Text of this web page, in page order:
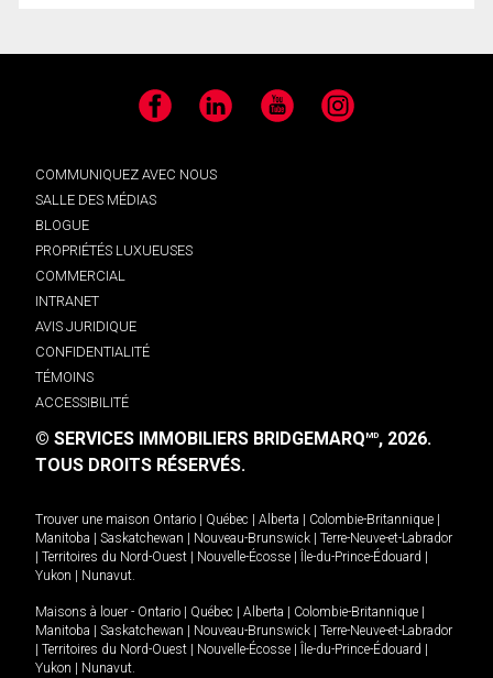
Facebook LinkedIn YouTube Instagram
COMMUNIQUEZ AVEC NOUS
SALLE DES MÉDIAS
BLOGUE
PROPRIÉTÉS LUXUEUSES
COMMERCIAL
INTRANET
AVIS JURIDIQUE
CONFIDENTIALITÉ
TÉMOINS
ACCESSIBILITÉ
© SERVICES IMMOBILIERS BRIDGEMARQMD, 2026.
TOUS DROITS RÉSERVÉS.
Trouver une maison Ontario Québec Alberta Colombie-Britannique
Manitoba
Saskatchewan Nouveau-Brunswick
Terre-Neuve-et-Labrador
Territoires du Nord-Ouest Nouvelle-Écosse Île-du-Prince-Édouard
Yukon
Nunavut.
Maisons à louer - Ontario Québec Alberta Colombie-Britannique
Manitoba
Saskatchewan Nouveau-Brunswick
Terre-Neuve-et-Labrador
Territoires du Nord-Ouest Nouvelle-Écosse Île-du-Prince-Édouard
Yukon
Nunavut.